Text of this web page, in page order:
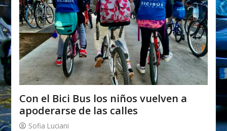
Con el Bici Bus los niños vuelven a
apoderarse de las calles
Sofia Luciani